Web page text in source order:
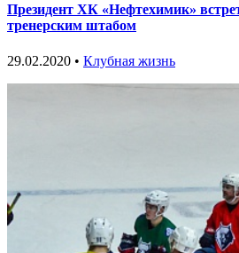
Президент ХК «Нефтехимик»
тренерским штабом
29.02.2020 • Клубная жизнь